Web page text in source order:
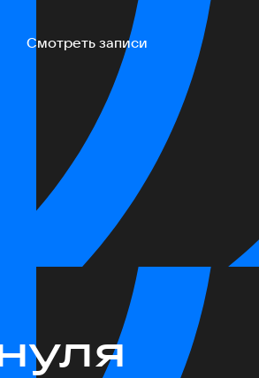
Смотреть записи